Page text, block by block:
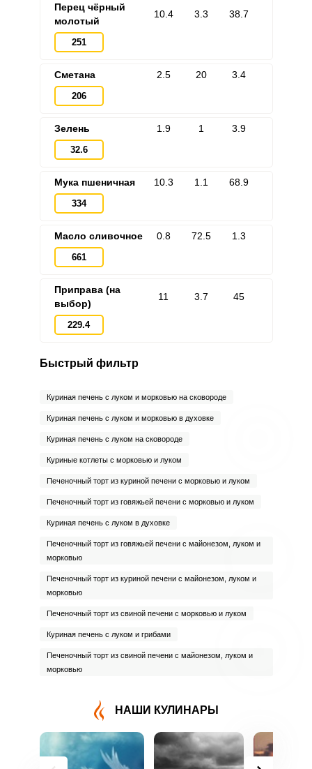
Перец чёрный
молотый
251
10.4 3.3 38.7
Сметана
206
2.5 20 3.4
Зелень
32.6
1.9 1 3.9
Мука пшеничная
334
10.3 1.1 68.9
Масло сливочное
661
0.8 72.5 1.3
Приправа (на
выбор)
229.4
11 3.7 45
Быстрый фильтр
Куриная печень с луком и морковью на сковороде
Куриная печень с луком и морковью в духовке
Куриная печень с луком на сковороде
Куриные котлеты с морковью и луком
Печеночный торт из куриной печени с морковью и луком
Печеночный торт из говяжьей печени с морковью и луком
Куриная печень с луком в духовке
Печеночный торт из говяжьей печени с майонезом, луком и
морковью
Печеночный торт из куриной печени с майонезом, луком и
морковью
Печеночный торт из свиной печени с морковью и луком
Куриная печень с луком и грибами
Печеночный торт из свиной печени с майонезом, луком и
морковью
НАШИ КУЛИНАРЫ